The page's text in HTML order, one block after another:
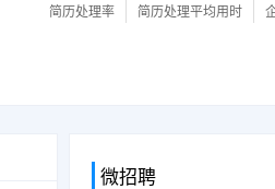
简历处理率 简历处理平均用时
微招聘